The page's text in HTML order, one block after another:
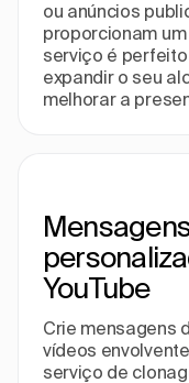
ou anúncios
proporcionam
serviço é
expandir o seu
melhorar a
YouTube
Crie mensagens
vídeos
serviço de